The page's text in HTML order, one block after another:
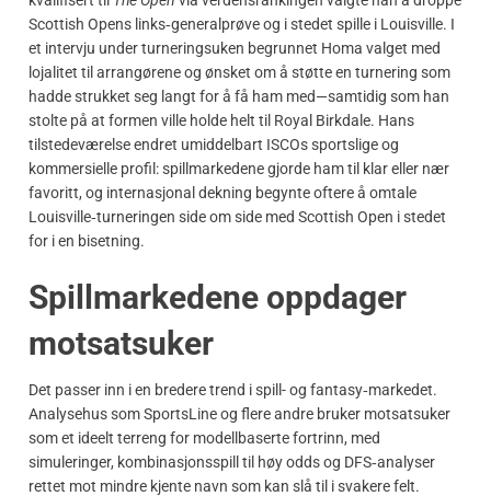
Scottish Opens links‑generalprøve og i stedet spille i Louisville. I
et intervju under turneringsuken begrunnet Homa valget med
lojalitet til arrangørene og ønsket om å støtte en turnering som
hadde strukket seg langt for å få ham med—samtidig som han
stolte på at formen ville holde helt til Royal Birkdale. Hans
tilstedeværelse endret umiddelbart ISCOs sportslige og
kommersielle profil: spillmarkedene gjorde ham til klar eller nær
favoritt, og internasjonal dekning begynte oftere å omtale
Louisville‑turneringen side om side med Scottish Open i stedet
for i en bisetning.
Spillmarkedene oppdager
motsatsuker
Det passer inn i en bredere trend i spill- og fantasy‑markedet.
Analysehus som SportsLine og flere andre bruker motsatsuker
som et ideelt terreng for modellbaserte fortrinn, med
simuleringer, kombinasjonsspill til høy odds og DFS‑analyser
rettet mot mindre kjente navn som kan slå til i svakere felt.